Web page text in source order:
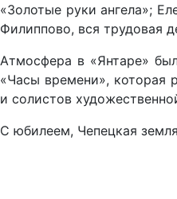
«Золотые руки ангела»;
Филиппово, вся трудовая
Атмосфера в «Янтаре»
«Часы времени», которая
и солистов
С юбилеем, Чепецкая